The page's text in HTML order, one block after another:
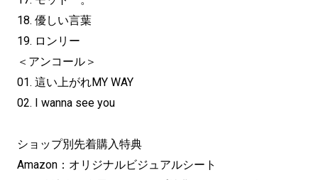
18. 優しい言葉
19. ロンリー
＜アンコール＞
01. 這い上がれMY WAY
02. I wanna see you
ショップ別先着購入特典
Amazon：オリジナルビジュアルシート